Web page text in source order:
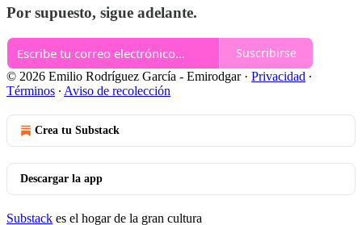
Por supuesto, sigue adelante.
Suscribirse
© 2026 Emilio Rodríguez García - Emirodgar· Privacidad ∙
Términos ∙ Aviso de recolección
Crea tu Substack
Descargar la app
Substack es el hogar de la gran cultura